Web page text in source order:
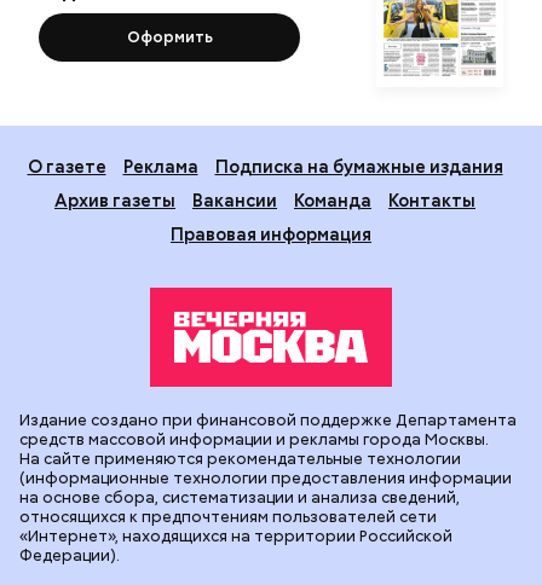
Оформить
О газете Реклама
Подписка на бумажные издания
Архив газеты
Вакансии Команда
Контакты
Правовая информация
Издание создано при финансовой поддержке Департамента
средств массовой информации и рекламы города Москвы.
На сайте применяются рекомендательные технологии
(информационные технологии предоставления информации
на основе сбора, систематизации и анализа сведений,
относящихся к предпочтениям пользователей сети
«Интернет», находящихся на территории Российской
Федерации).